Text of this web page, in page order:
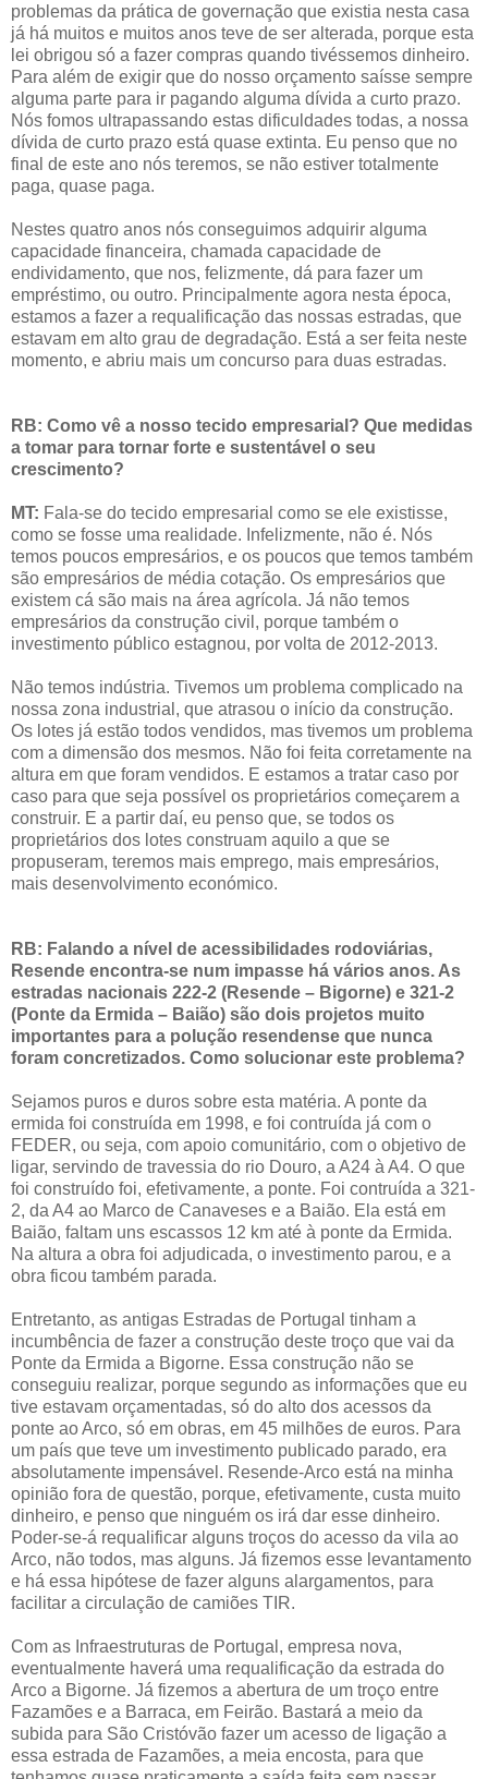
problemas da prática de governação que existia nesta casa
já há muitos e muitos anos teve de ser alterada, porque esta
lei obrigou só a fazer compras quando tivéssemos dinheiro.
Para além de exigir que do nosso orçamento saísse sempre
alguma parte para ir pagando alguma dívida a curto prazo.
Nós fomos ultrapassando estas dificuldades todas, a nossa
dívida de curto prazo está quase extinta. Eu penso que no
final de este ano nós teremos, se não estiver totalmente
paga, quase paga.
Nestes quatro anos nós conseguimos adquirir alguma
capacidade financeira, chamada capacidade de
endividamento, que nos, felizmente, dá para fazer um
empréstimo, ou outro. Principalmente agora nesta época,
estamos a fazer a requalificação das nossas estradas, que
estavam em alto grau de degradação. Está a ser feita neste
momento, e abriu mais um concurso para duas estradas.
RB: Como vê a nosso tecido empresarial? Que medidas
a tomar para tornar forte e sustentável o seu
crescimento?
MT: Fala-se do tecido empresarial como se ele existisse,
como se fosse uma realidade. Infelizmente, não é. Nós
temos poucos empresários, e os poucos que temos também
são empresários de média cotação. Os empresários que
existem cá são mais na área agrícola. Já não temos
empresários da construção civil, porque também o
investimento público estagnou, por volta de 2012-2013.
Não temos indústria. Tivemos um problema complicado na
nossa zona industrial, que atrasou o início da construção.
Os lotes já estão todos vendidos, mas tivemos um problema
com a dimensão dos mesmos. Não foi feita corretamente na
altura em que foram vendidos. E estamos a tratar caso por
caso para que seja possível os proprietários começarem a
construir. E a partir daí, eu penso que, se todos os
proprietários dos lotes construam aquilo a que se
propuseram, teremos mais emprego, mais empresários,
mais desenvolvimento económico.
RB: Falando a nível de acessibilidades rodoviárias,
Resende encontra-se num impasse há vários anos. As
estradas nacionais 222-2 (Resende – Bigorne) e 321-2
(Ponte da Ermida – Baião) são dois projetos muito
importantes para a polução resendense que nunca
foram concretizados. Como solucionar este problema?
Sejamos puros e duros sobre esta matéria. A ponte da
ermida foi construída em 1998, e foi contruída já com o
FEDER, ou seja, com apoio comunitário, com o objetivo de
ligar, servindo de travessia do rio Douro, a A24 à A4. O que
foi construído foi, efetivamente, a ponte. Foi contruída a 321-
2, da A4 ao Marco de Canaveses e a Baião. Ela está em
Baião, faltam uns escassos 12 km até à ponte da Ermida.
Na altura a obra foi adjudicada, o investimento parou, e a
obra ficou também parada.
Entretanto, as antigas Estradas de Portugal tinham a
incumbência de fazer a construção deste troço que vai da
Ponte da Ermida a Bigorne. Essa construção não se
conseguiu realizar, porque segundo as informações que eu
tive estavam orçamentadas, só do alto dos acessos da
ponte ao Arco, só em obras, em 45 milhões de euros. Para
um país que teve um investimento publicado parado, era
absolutamente impensável. Resende-Arco está na minha
opinião fora de questão, porque, efetivamente, custa muito
dinheiro, e penso que ninguém os irá dar esse dinheiro.
Poder-se-á requalificar alguns troços do acesso da vila ao
Arco, não todos, mas alguns. Já fizemos esse levantamento
e há essa hipótese de fazer alguns alargamentos, para
facilitar a circulação de camiões TIR.
Com as Infraestruturas de Portugal, empresa nova,
eventualmente haverá uma requalificação da estrada do
Arco a Bigorne. Já fizemos a abertura de um troço entre
Fazamões e a Barraca, em Feirão. Bastará a meio da
subida para São Cristóvão fazer um acesso de ligação a
essa estrada de Fazamões, a meia encosta, para que